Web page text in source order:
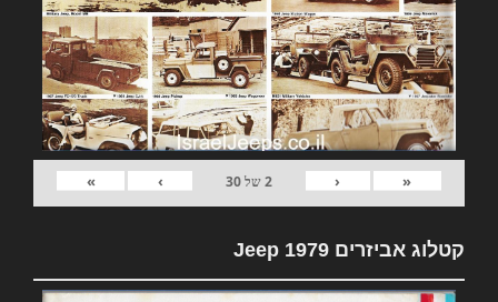
«
‹
2של30
›
»
קטלוג אביזרים 1979 Jeep